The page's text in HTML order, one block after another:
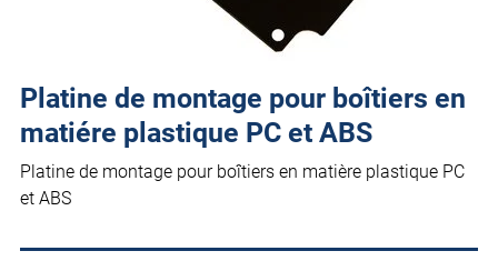
Platine de montage pour boîtiers en
matiére plastique PC et ABS
Platine de montage pour boîtiers en matière plastique PC
et ABS